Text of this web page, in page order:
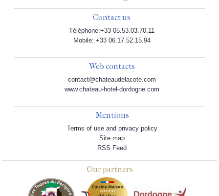
Contact us
Téléphone:+33 05.53.03.70.11
Mobile: +33 06.17.52.15.94
Web contacts
contact@chateaudelacote.com
www.chateau-hotel-dordogne.com
Mentions
Terms of use and privacy policy
Site map
RSS Feed
Our partners